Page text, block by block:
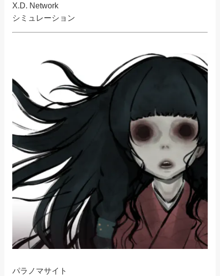
X.D. Network
シミュレーション
パラノマサイト